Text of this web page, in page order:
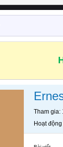
Tham gia
Hoạt